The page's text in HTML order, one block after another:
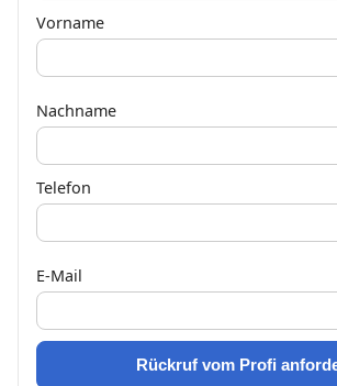
Vorname
Nachname
Telefon
E-Mail
Rückruf vom Profi